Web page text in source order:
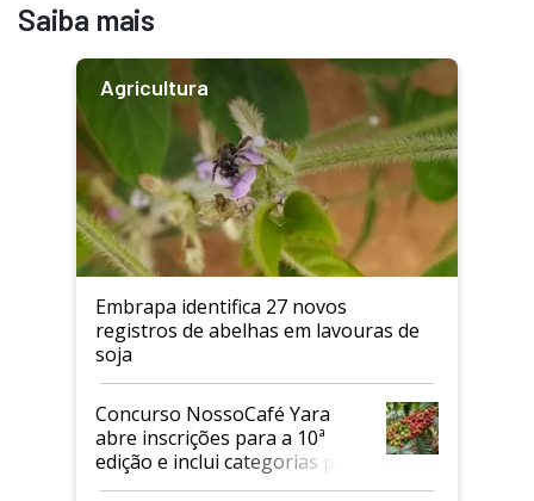
Saiba mais
Agricultura
Embrapa identifica 27 novos
registros de abelhas em lavouras de
soja
Concurso NossoCafé Yara
abre inscrições para a 10ª
edição e inclui categorias para
cafés Canephora